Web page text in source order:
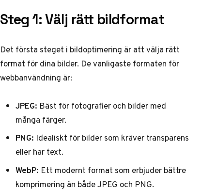
Steg 1: Välj rätt bildformat
Det första steget i bildoptimering är att välja rätt
format för dina bilder. De vanligaste formaten för
webbanvändning är:
JPEG: Bäst för fotografier och bilder med
många färger.
PNG: Idealiskt för bilder som kräver transparens
eller har text.
WebP: Ett modernt format som erbjuder bättre
komprimering än både JPEG och PNG.